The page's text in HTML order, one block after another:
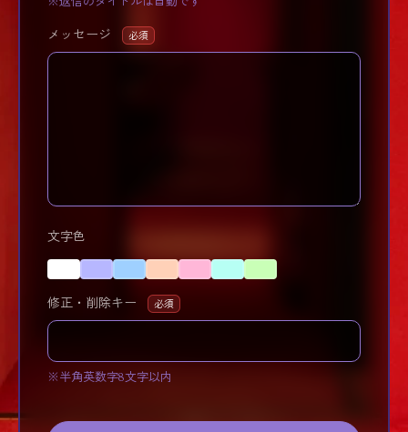
メッセージ 必須
文字色
修正・削除キー 必須
※半角英数字8文字以内